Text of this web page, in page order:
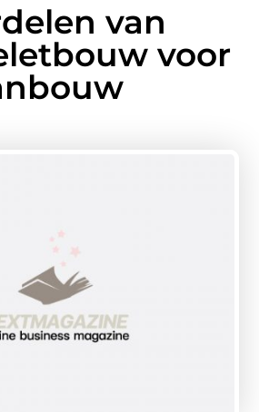
van
voor